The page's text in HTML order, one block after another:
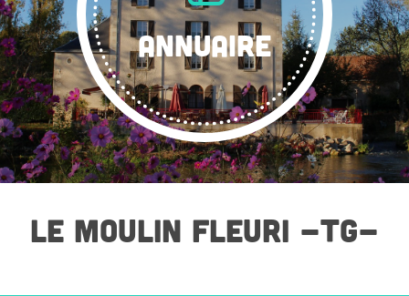
ANNUAIRE
LE MOULIN FLEURI -TG-